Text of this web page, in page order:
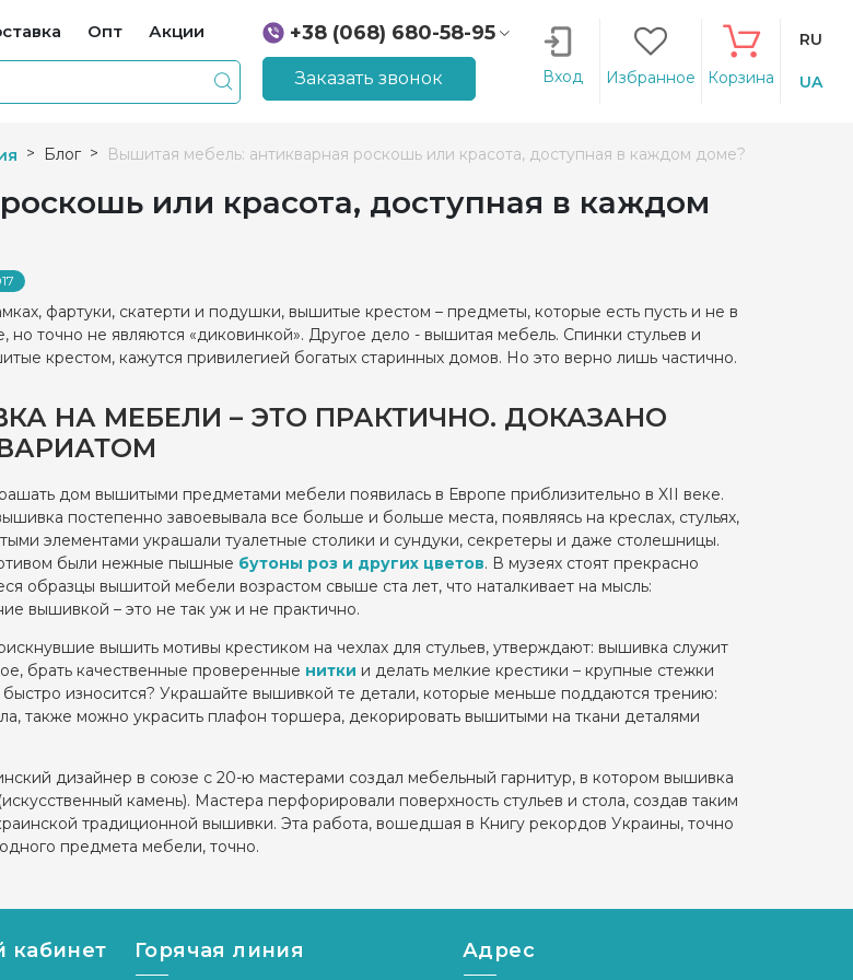
Опт Акции
+38 (068) 680-58-95
+38 (066) 207-14-90
Заказать звонок Вход Избранное Корзина
RU
UA
Блог Вышитая мебель: антикварная роскошь или красота, доступная в каждом доме?
или красота, доступная в каждом
фартуки, скатерти и подушки, вышитые крестом – предметы, которые есть пусть и не в
но точно не являются «диковинкой». Другое дело - вышитая мебель. Спинки стульев и
крестом, кажутся привилегией богатых старинных домов. Но это верно лишь частично.
НА МЕБЕЛИ – ЭТО ПРАКТИЧНО. ДОКАЗАНО
дом вышитыми предметами мебели появилась в Европе приблизительно в XII веке.
постепенно завоевывала все больше и больше места, появляясь на креслах, стульях,
элементами украшали туалетные столики и сундуки, секретеры и даже столешницы.
были нежные пышные бутоны роз и других цветов. В музеях стоят прекрасно
образцы вышитой мебели возрастом свыше ста лет, что наталкивает на мысль:
вышивкой – это не так уж и не практично.
вышить мотивы крестиком на чехлах для стульев, утверждают: вышивка служит
брать качественные проверенные нитки и делать мелкие крестики – крупные стежки
износится? Украшайте вышивкой те детали, которые меньше поддаются трению:
также можно украсить плафон торшера, декорировать вышитыми на ткани деталями
дизайнер в союзе с 20-ю мастерами создал мебельный гарнитур, в котором вышивка
камень). Мастера перфорировали поверхность стульев и стола, создав таким
традиционной вышивки. Эта работа, вошедшая в Книгу рекордов Украины, точно
предмета мебели, точно.
кабинет Горячая линия Адрес